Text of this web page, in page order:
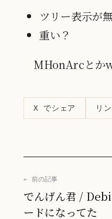
ツリー表示が
重い？
MHonArcとか
X でシェア リ
← 前の記事
でんげん君 /
ードになってた